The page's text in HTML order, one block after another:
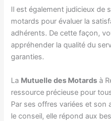
Il est également judicieux de
motards pour évaluer la
adhérents. De cette façon,
appréhender la qualité du
garanties.
La Mutuelle des Motards à
ressource précieuse pour
Par ses offres variées et son
le conseil, elle répond aux